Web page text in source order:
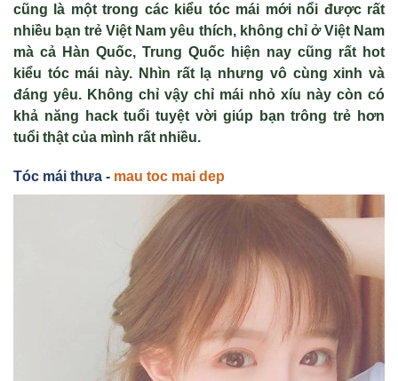
cũng là một trong các kiểu tóc mái mới nổi được rất
nhiều bạn trẻ Việt Nam yêu thích, không chỉ ở Việt Nam
mà cả Hàn Quốc, Trung Quốc hiện nay cũng rất hot
kiểu tóc mái này. Nhìn rất lạ nhưng vô cùng xinh và
đáng yêu. Không chỉ vậy chỉ mái nhỏ xíu này còn có
khả năng hack tuổi tuyệt vời giúp bạn trông trẻ hơn
tuổi thật của mình rất nhiều.
Tóc mái thưa - mau toc mai dep